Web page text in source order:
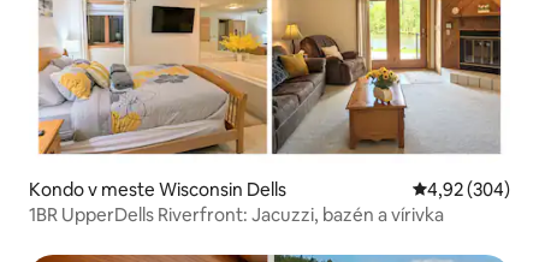
Kondo v meste Wisconsin Dells Priemerné
4,92 (304)
1BR UpperDells Riverfront: Jacuzzi, bazén a vírivka